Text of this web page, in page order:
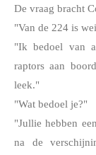
De vraag bracht
"Van de 224 is
"Ik bedoel van
raptors aan
leek."
"Wat bedoel je?"
"Jullie hebben
na de